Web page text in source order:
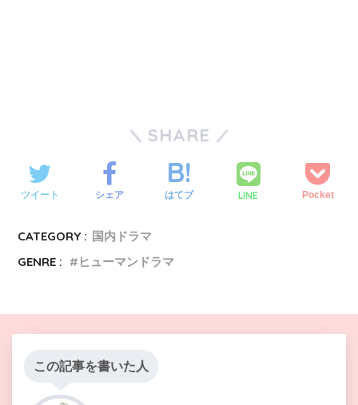
SHARE
ツイート シェア はてブ LINE Pocket
CATEGORY : 国内ドラマ
GENRE :
ヒューマンドラマ
この記事を書いた人